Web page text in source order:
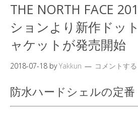
THE NORTH FACE
ションより新作ドッ
ャケットが発売開始
2018-07-18 byYakkun コメントする
防水ハードシェルの定番